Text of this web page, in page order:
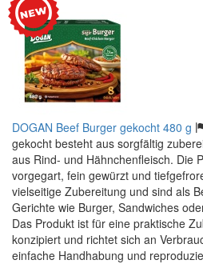
DOGAN Beef Burger gekocht 480 g
gekocht besteht aus sorgfältig
aus Rind- und Hähnchenfleisch. Die
vorgegart, fein gewürzt und
vielseitige Zubereitung und sind als
Gerichte wie Burger, Sandwiches
Das Produkt ist für eine praktische
konzipiert und richtet sich an
einfache Handhabung und